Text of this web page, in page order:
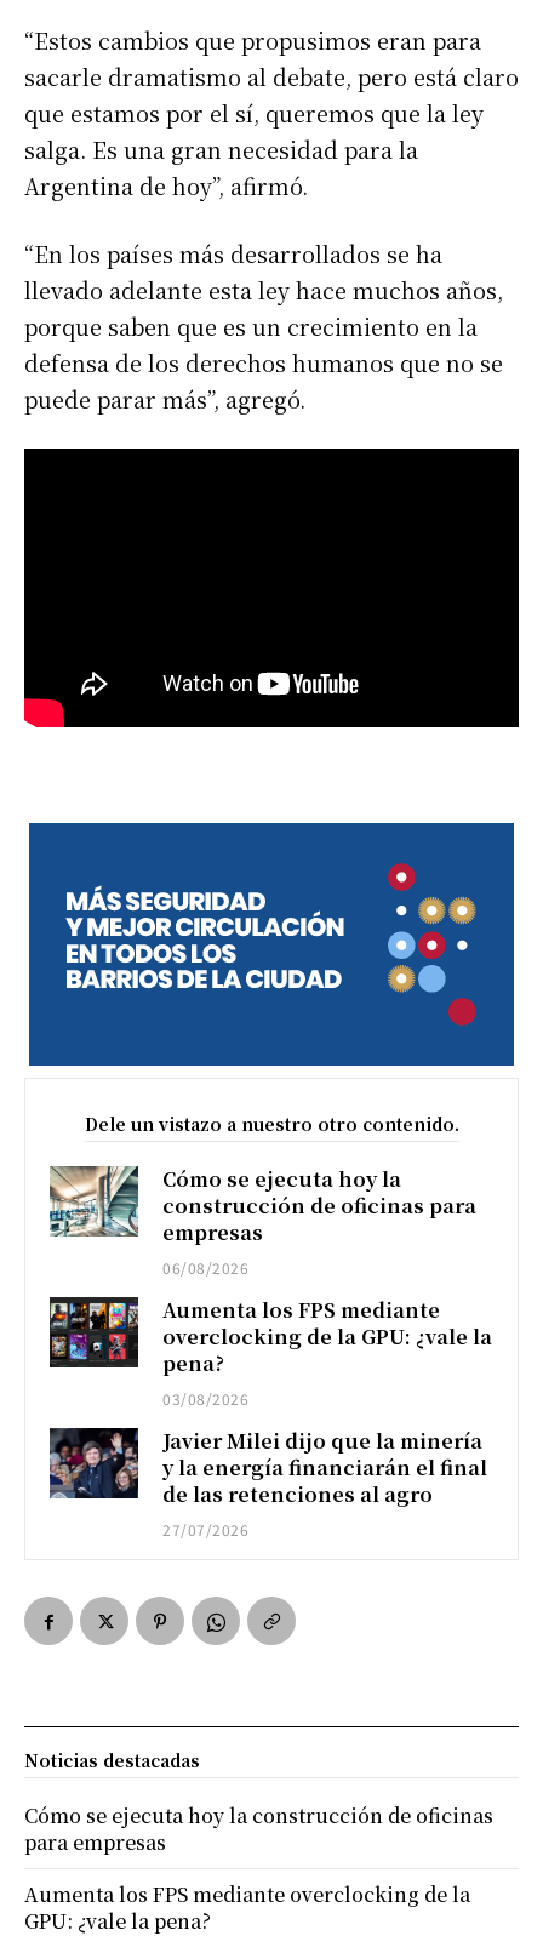
“Estos cambios que propusimos eran para
sacarle dramatismo al debate, pero está claro
que estamos por el sí, queremos que la ley
salga. Es una gran necesidad para la
Argentina de hoy”, afirmó.
“En los países más desarrollados se ha
llevado adelante esta ley hace muchos años,
porque saben que es un crecimiento en la
defensa de los derechos humanos que no se
puede parar más”, agregó.
Dele un vistazo a nuestro otro contenido.
Cómo se ejecuta hoy la
construcción de oficinas para
empresas
06/08/2026
Aumenta los FPS mediante
overclocking de la GPU: ¿vale la
pena?
03/08/2026
Javier Milei dijo que la minería
y la energía financiarán el final
de las retenciones al agro
27/07/2026
Noticias destacadas
Cómo se ejecuta hoy la construcción de oficinas
para empresas
Aumenta los FPS mediante overclocking de la
GPU: ¿vale la pena?